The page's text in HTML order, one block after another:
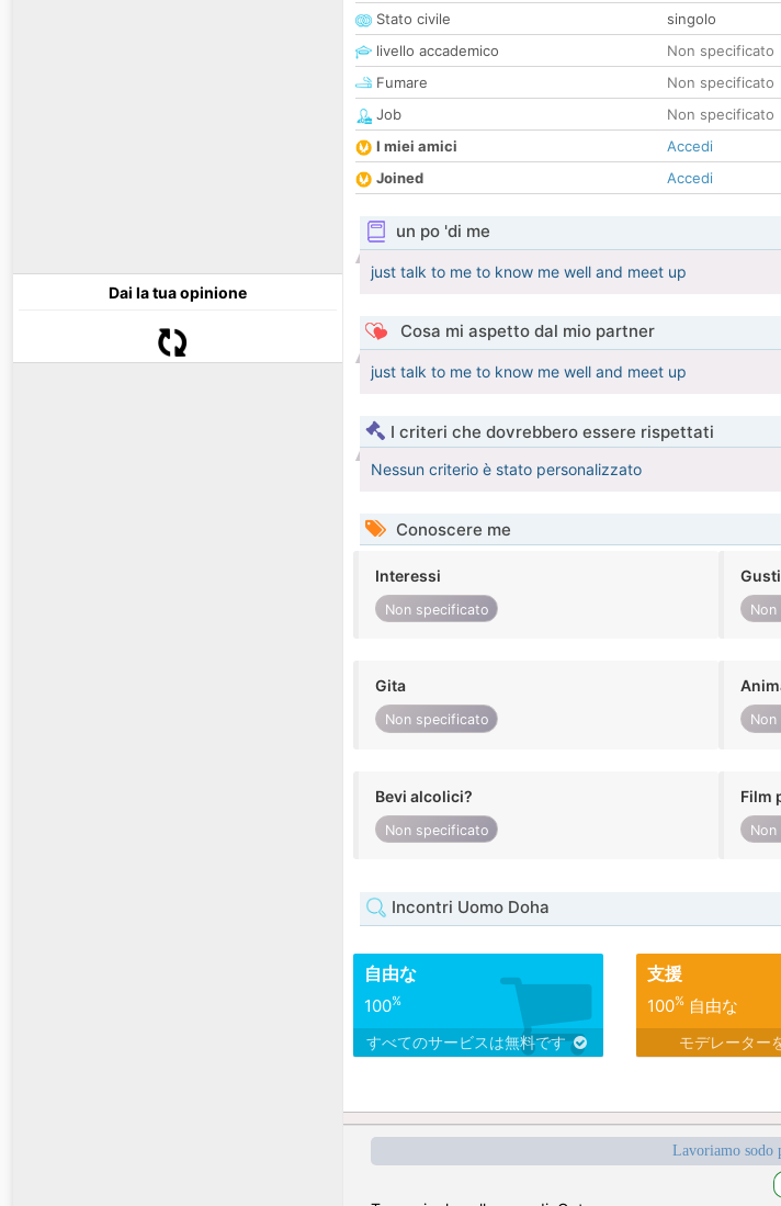
Dai la tua opinione
Stato civile
singolo
livello accademico
Non specificato
Fumare
Non specificato
Job
Non specificato
I miei amici
Accedi
Joined
Accedi
un po 'di me
just talk to me to know me well and meet up
Cosa mi aspetto dal mio partner
just talk to me to know me well and meet up
I criteri che dovrebbero essere rispettati
Nessun criterio è stato personalizzato
Conoscere me
Interessi
Non specificato
Gita
Non specificato
Bevi alcolici?
Non specificato
Film
Incontri Uomo Doha
自由な
100%
すべてのサービスは無料です
支援
100%自由な
モデレーター
Lavoriamo sodo